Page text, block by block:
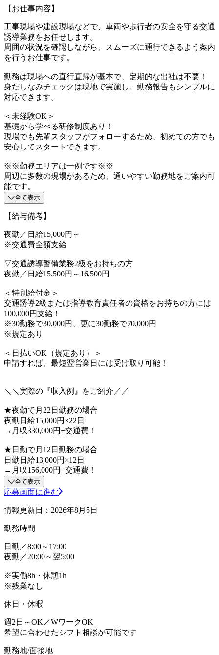
【お仕事内容】
工事現場や建設現場などで、車両や歩行者の安全を守る交通
誘導業務をお任せします。
周囲の状況を確認しながら、スムーズに通行できるよう案内
を行うお仕事です。
勤務は現場への直行直帰が基本で、定期的な出社は不要！
身だしなみチェックは現地で実施し、勤務報告もシンプルに
対応できます。
＜未経験OK＞
基礎から学べる研修制度あり！
現場でも先輩スタッフがフォローするため、初めての方でも
安心してスタートできます。
※※勤務エリアは一例です※※
周辺に多数の現場があるため、通いやすい勤務地をご案内可
能です。
全て表示
【給与備考】
夜勤／日給15,000円～
※交通費全額支給
▽交通誘導警備業務2級をお持ちの方
夜勤／日給15,500円～16,500円
＜特別給付金＞
交通誘導2級または指導教育責任者の資格をお持ちの方には
100,000円支給！
※30勤務で30,000円、更に30勤務で70,000円
※規定あり
＜日払いOK（規定あり）＞
申請すれば、最短翌営業日には受け取り可能！
＼＼実際の『収入例』をご紹介／／
★夜勤で月22日勤務の場合
夜勤日給15,000円×22日
→月収330,000円+交通費！
★日勤で月12日勤務の場合
日勤日給13,000円×12日
→月収156,000円+交通費！
全て表示
応募画面に進む
情報更新日：2026年8月5日
勤務時間
日勤／8:00～17:00
夜勤／20:00～翌5:00
※実働8h・休憩1h
※残業なし
休日・休暇
週2日～OK／WワークOK
希望に合わせたシフト相談が可能です
勤務地/面接地